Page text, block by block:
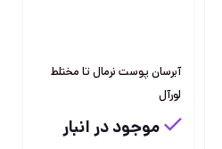
آبرسان پوست نرمال تا مختلط
لورآل
موجود در انبار